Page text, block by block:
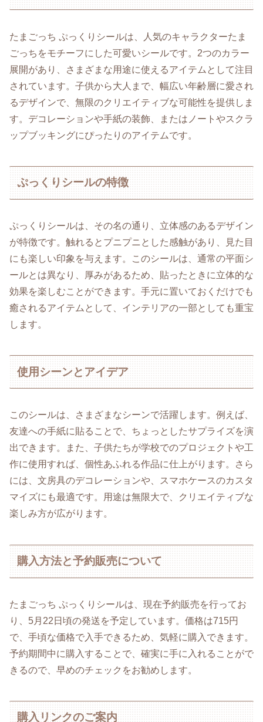
たまごっち ぷっくりシールは、人気のキャラクターたま
ごっちをモチーフにした可愛いシールです。2つのカラー
展開があり、さまざまな用途に使えるアイテムとして注目
されています。子供から大人まで、幅広い年齢層に愛され
るデザインで、無限のクリエイティブな可能性を提供しま
す。デコレーションや手紙の装飾、またはノートやスクラ
ップブッキングにぴったりのアイテムです。
ぷっくりシールの特徴
ぷっくりシールは、その名の通り、立体感のあるデザイン
が特徴です。触れるとプニプニとした感触があり、見た目
にも楽しい印象を与えます。このシールは、通常の平面シ
ールとは異なり、厚みがあるため、貼ったときに立体的な
効果を楽しむことができます。手元に置いておくだけでも
癒されるアイテムとして、インテリアの一部としても重宝
します。
使用シーンとアイデア
このシールは、さまざまなシーンで活躍します。例えば、
友達への手紙に貼ることで、ちょっとしたサプライズを演
出できます。また、子供たちが学校でのプロジェクトや工
作に使用すれば、個性あふれる作品に仕上がります。さら
には、文房具のデコレーションや、スマホケースのカスタ
マイズにも最適です。用途は無限大で、クリエイティブな
楽しみ方が広がります。
購入方法と予約販売について
たまごっち ぷっくりシールは、現在予約販売を行ってお
り、5月22日頃の発送を予定しています。価格は715円
で、手頃な価格で入手できるため、気軽に購入できます。
予約期間中に購入することで、確実に手に入れることがで
きるので、早めのチェックをお勧めします。
購入リンクのご案内